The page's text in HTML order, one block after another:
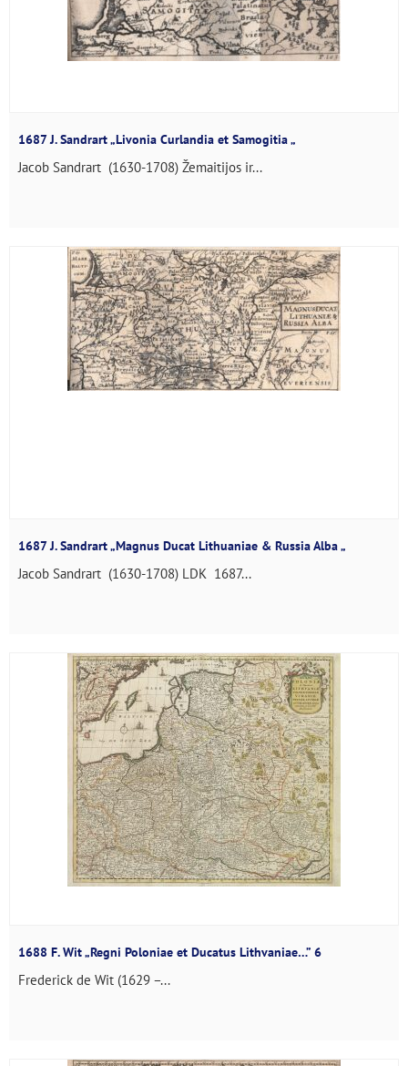
1687 J. Sandrart „Livonia Curlandia et Samogitia „
Jacob Sandrart (1630-1708) Žemaitijos ir...
1687 J. Sandrart „Magnus Ducat Lithuaniae & Russia Alba „
Jacob Sandrart (1630-1708) LDK 1687...
1688 F. Wit „Regni Poloniae et Ducatus Lithvaniae…” 6
Frederick de Wit (1629 –...